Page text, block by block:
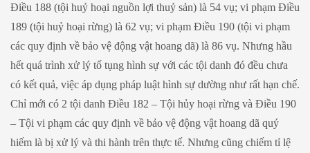
Điều 188 (tội huỷ hoại nguồn lợi thuỷ sản) là 54 vụ; vi phạm Điều
189 (tội huỷ hoại rừng) là 62 vụ; vi phạm Điều 190 (tội vi phạm
các quy định về bảo vệ động vật hoang dã) là 86 vụ. Nhưng hầu
hết quá trình xử lý tố tụng hình sự với các tội danh đó đều chưa
có kết quả, việc áp dụng pháp luật hình sự dường như rất hạn chế.
Chỉ mới có 2 tội danh Điều 182 – Tội hủy hoại rừng và Điều 190
– Tội vi phạm các quy định về bảo vệ động vật hoang dã quý
hiếm là bị xử lý và thi hành trên thực tế. Nhưng cũng chiếm tỉ lệ